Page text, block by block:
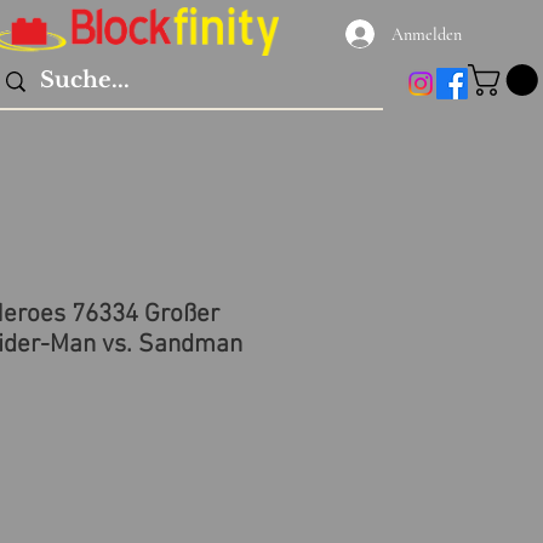
Anmelden
76334 Großer
Man vs. Sandman